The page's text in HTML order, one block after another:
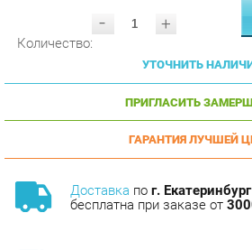
УТОЧНИТЬ НАЛИЧИЕ
ПРИГЛАСИТЬ
ГАРАНТИЯ ЛУЧШЕЙ
по г. Екатеринбурги
бесплатна при заказе от
с базовой гарантией